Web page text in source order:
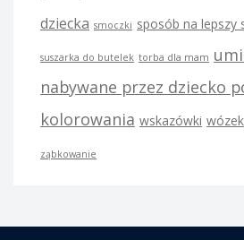
dziecka smoczki sposób na lepszy
suszarka do butelek torba dla mam
nabywane przez dziecko
kolorowania wskazówki wózek
ząbkowanie